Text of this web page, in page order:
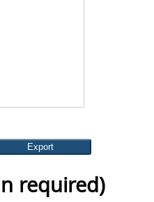
required)